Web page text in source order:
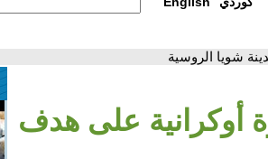
شويا الروسية
أوكرانية على هدف